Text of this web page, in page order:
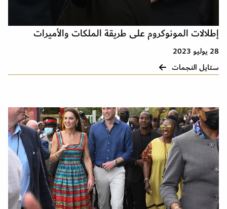
إطلالات المونوكروم على طريقة الملكات والأميرات
28 يوليو 2023
ستايل النجمات